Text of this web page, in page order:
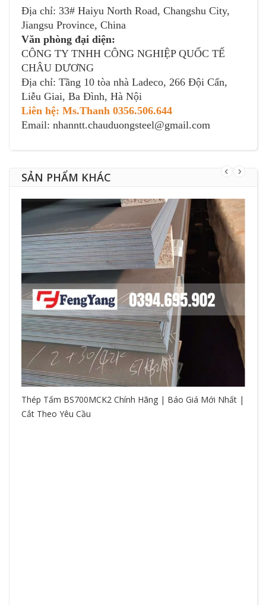
Địa chỉ: 33# Haiyu North Road, Changshu City,
Jiangsu Province, China
Văn phòng đại diện:
CÔNG TY TNHH CÔNG NGHIỆP QUỐC TẾ
CHÂU DƯƠNG
Địa chỉ: Tầng 10 tòa nhà Ladeco, 266 Đội Cấn,
Liễu Giai, Ba Đình, Hà Nội
Liên hệ: Ms.Thanh 0356.506.644
Email: nhanntt.chauduongsteel@gmail.com
SẢN PHẨM KHÁC
Thép Tấm BS700MCK2 Chính Hãng | Báo Giá Mới Nhất |
Cắt Theo Yêu Cầu